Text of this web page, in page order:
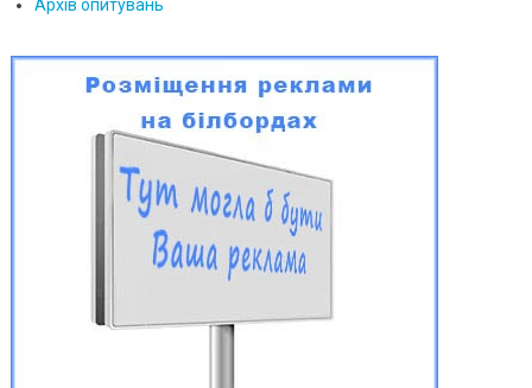
Архів опитувань